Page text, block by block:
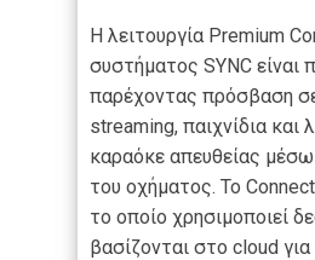
Η λειτουργία Premium
συστήματος SYNC είναι
παρέχοντας πρόσβαση
streaming, παιχνίδια και
καραόκε απευθείας
του οχήματος. Το
το οποίο χρησιμοποιεί
βασίζονται στο cloud